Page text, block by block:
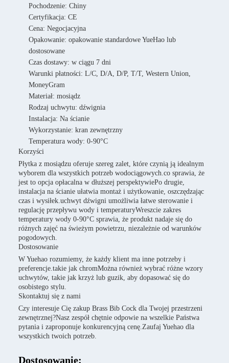
Pochodzenie: Chiny
Certyfikacja: CE
Cena: Negocjacyjna
Opakowanie: opakowanie standardowe YueHao lub
dostosowane
Czas dostawy: w ciągu 7 dni
Warunki płatności: L/C, D/A, D/P, T/T, Western Union,
MoneyGram
Materiał: mosiądz
Rodzaj uchwytu: dźwignia
Instalacja: Na ścianie
Wykorzystanie: kran zewnętrzny
Temperatura wody: 0-90°C
Korzyści
Płytka z mosiądzu oferuje szereg zalet, które czynią ją idealnym
wyborem dla wszystkich potrzeb wodociągowych.co sprawia, że
jest to opcja opłacalna w dłuższej perspektywiePo drugie,
instalacja na ścianie ułatwia montaż i użytkowanie, oszczędzając
czas i wysiłek.uchwyt dźwigni umożliwia łatwe sterowanie i
regulację przepływu wody i temperaturyWreszcie zakres
temperatury wody 0-90°C sprawia, że produkt nadaje się do
różnych zajęć na świeżym powietrzu, niezależnie od warunków
pogodowych.
Dostosowanie
W Yuehao rozumiemy, że każdy klient ma inne potrzeby i
preferencje.takie jak chromMożna również wybrać różne wzory
uchwytów, takie jak krzyż lub guzik, aby dopasować się do
osobistego stylu.
Skontaktuj się z nami
Czy interesuje Cię zakup Brass Bib Cock dla Twojej przestrzeni
zewnętrznej?Nasz zespół chętnie odpowie na wszelkie Państwa
pytania i zaproponuje konkurencyjną cenę.Zaufaj Yuehao dla
wszystkich twoich potrzeb.
Dostosowanie: